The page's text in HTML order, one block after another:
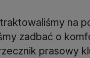
na
zadbać o
prasowy